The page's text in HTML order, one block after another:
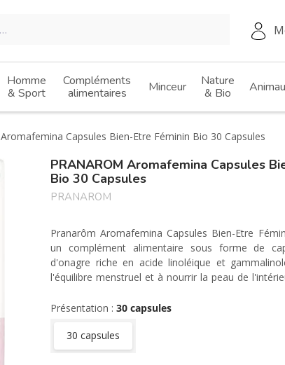
Homme
& Sport
Compléments
alimentaires
Minceur
Nature
& Bio
Aromafemina Capsules Bien-Etre Féminin Bio 30 Capsules
PRANAROM Aromafemina Capsules
Bio 30 Capsules
PRANAROM
Pranarôm Aromafemina Capsules Bien-Etre
un complément alimentaire sous forme de
d'onagre riche en acide linoléique et
l'équilibre menstruel et à nourrir la peau de
Présentation : 30 capsules
30 capsules